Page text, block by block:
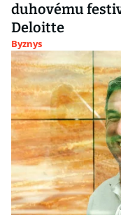
duhovému
Deloitte
Byznys